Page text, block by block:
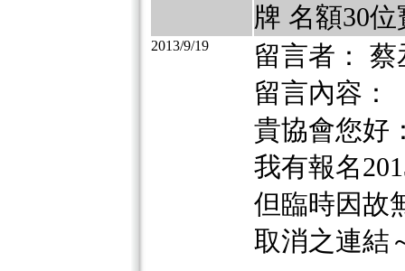
牌 名額30位
2013/9/19
留言者： 蔡
留言內容：
貴協會您好
我有報名
但臨時因故
取消之連結